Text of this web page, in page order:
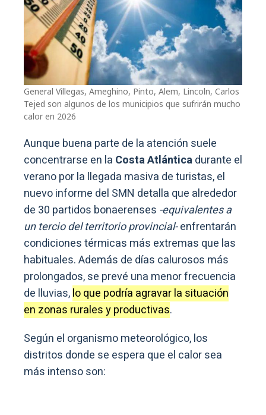
General Villegas, Ameghino, Pinto, Alem, Lincoln, Carlos
Tejed son algunos de los municipios que sufrirán mucho
calor en 2026
Aunque buena parte de la atención suele
concentrarse en la Costa Atlánticadurante el
verano por la llegada masiva de turistas, el
nuevo informe del SMN detalla que alrededor
de 30 partidos bonaerenses -equivalentes a
un tercio del territorio provincial-enfrentarán
condiciones térmicas más extremas que las
habituales. Además de días calurosos más
prolongados, se prevé una menor frecuencia
de lluvias,lo que podría agravar la situación
en zonas rurales y productivas.
Según el organismo meteorológico, los
distritos donde se espera que el calor sea
más intenso son: